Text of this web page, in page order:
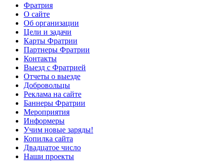
Фратрия
О сайте
Об организации
Цели и задачи
Карты Фратрии
Партнеры Фратрии
Контакты
Выезд с Фратрией
Отчеты о выезде
Добровольцы
Реклама на сайте
Баннеры Фратрии
Мероприятия
Информеры
Учим новые заряды!
Копилка сайта
Двадцатое число
Наши проекты